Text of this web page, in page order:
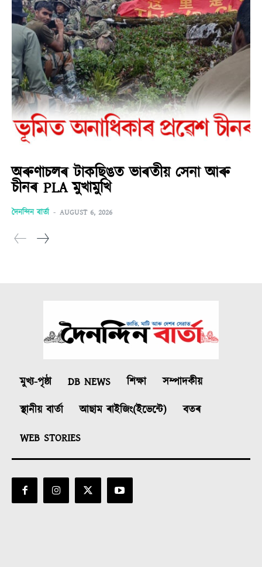
অৰুণাচলৰ টাকছিঙত ভাৰতীয় সেনা আৰু
চীনৰ PLA মুখামুখি
দৈনন্দিন বাৰ্তা - AUGUST 6, 2026
মুখ্য-পৃষ্ঠা DB NEWS শিক্ষা
সম্পাদকীয়
স্থানীয় বাৰ্তা
আছাম ৰাইজিং(ইভেন্টে)
বতৰ
WEB STORIES